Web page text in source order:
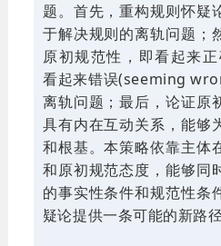
题。首先，重构规则怀疑
于解决规则的离轨问题；
原初规范性，即看起来
看起来错误(seeming
离轨问题；最后，论证原
具有内在互动关系，能够
和根基。本策略依靠主体
和原初规范态度，能够同
的事实性条件和规范性条
疑论提供一条可能的新路径